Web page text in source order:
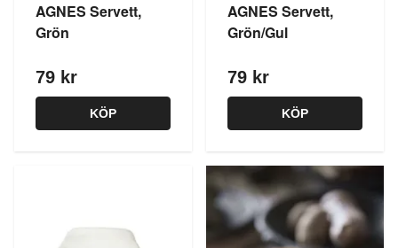
AGNES Servett,
Grön
79 kr
KÖP
AGNES Servett,
Grön/Gul
79 kr
KÖP